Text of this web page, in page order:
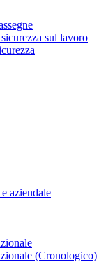
sul lavoro
aziendale
(Cronologico)